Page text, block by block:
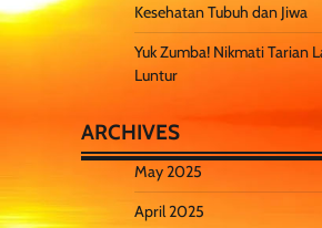
Kesehatan Tubuh dan Jiwa
Yuk Zumba! Nikmati Tarian
Luntur
ARCHIVES
May 2025
April 2025